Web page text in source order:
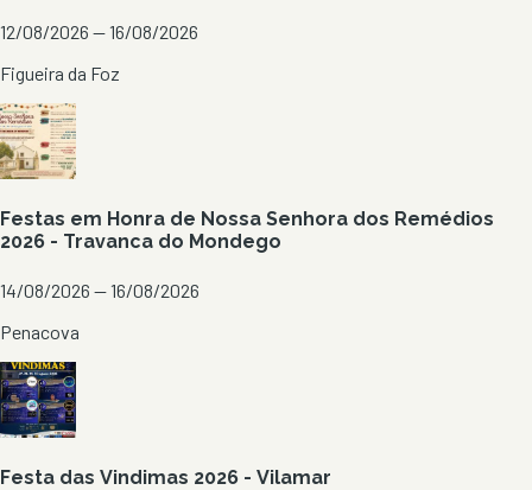
12/08/2026 — 16/08/2026
Figueira da Foz
Festas em Honra de Nossa Senhora dos Remédios
2026 - Travanca do Mondego
14/08/2026 — 16/08/2026
Penacova
Festa das Vindimas 2026 - Vilamar